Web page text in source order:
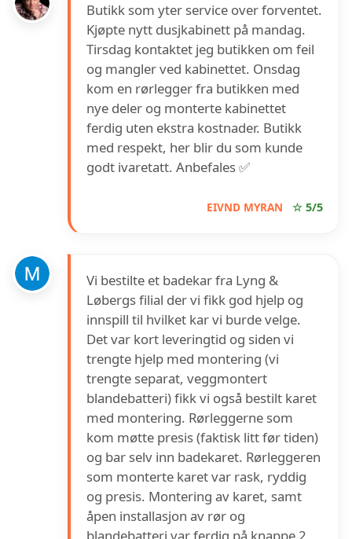
Butikk som yter service over forventet.
Kjøpte nytt dusjkabinett på mandag.
Tirsdag kontaktet jeg butikken om feil
og mangler ved kabinettet. Onsdag
kom en rørlegger fra butikken med
nye deler og monterte kabinettet
ferdig uten ekstra kostnader. Butikk
med respekt, her blir du som kunde
godt ivaretatt. Anbefales ✅️
EIVND MYRAN ☆ 5/5
Vi bestilte et badekar fra Lyng &
Løbergs filial der vi fikk god hjelp og
innspill til hvilket kar vi burde velge.
Det var kort leveringtid og siden vi
trengte hjelp med montering (vi
trengte separat, veggmontert
blandebatteri) fikk vi også bestilt karet
med montering. Rørleggerne som
kom møtte presis (faktisk litt før tiden)
og bar selv inn badekaret. Rørleggeren
som monterte karet var rask, ryddig
og presis. Montering av karet, samt
åpen installasjon av rør og